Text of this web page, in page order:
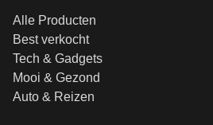
Alle Producten
Best verkocht
Tech & Gadgets
Mooi & Gezond
Auto & Reizen